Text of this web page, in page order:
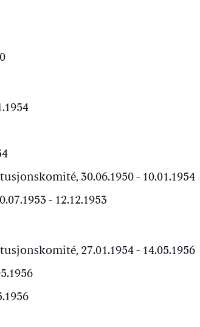
30.06.1950 - 10.01.1954
- 12.12.1953
27.01.1954 - 14.05.1956